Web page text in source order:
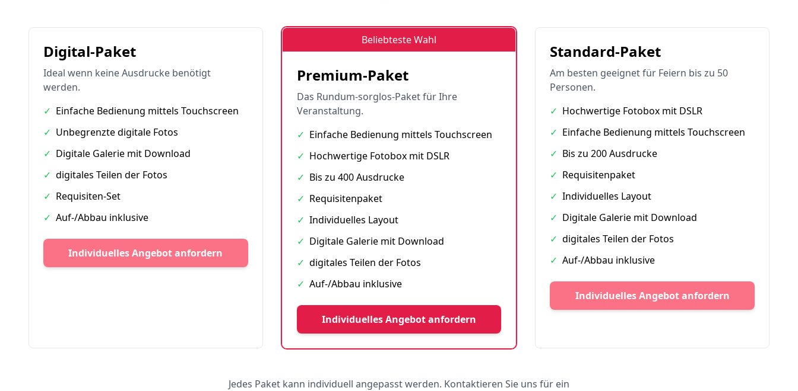
Digital-Paket
Ideal wenn keine Ausdrucke benötigt
werden.
✓ Einfache Bedienung mittels Touchscreen
✓ Unbegrenzte digitale Fotos
✓ Digitale Galerie mit Download
✓ digitales Teilen der Fotos
✓ Requisiten-Set
✓ Auf-/Abbau inklusive
Individuelles Angebot anfordern
Beliebteste Wahl
Premium-Paket
Das Rundum-sorglos-Paket für Ihre
Veranstaltung.
✓ Einfache Bedienung mittels Touchscreen
✓ Hochwertige Fotobox mit DSLR
✓ Bis zu 400 Ausdrucke
✓ Requisitenpaket
✓ Individuelles Layout
✓ Digitale Galerie mit Download
✓ digitales Teilen der Fotos
✓ Auf-/Abbau inklusive
Individuelles Angebot anfordern
Standard-Paket
Am besten geeignet für Feiern bis zu 50
Personen.
✓ Hochwertige Fotobox mit DSLR
✓ Einfache Bedienung mittels Touchscreen
✓ Bis zu 200 Ausdrucke
✓ Requisitenpaket
✓ Individuelles Layout
✓ Digitale Galerie mit Download
✓ digitales Teilen der Fotos
✓ Auf-/Abbau inklusive
Individuelles Angebot anfordern
Jedes Paket kann individuell angepasst werden. Kontaktieren Sie uns für ein